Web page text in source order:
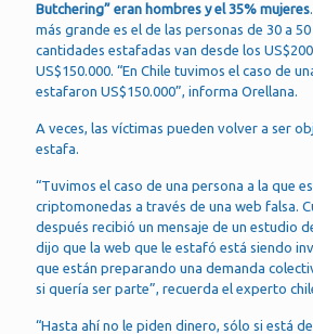
Butchering” eran hombres y el 35% mujeres
más grande es el de las personas de 30 a 50
cantidades estafadas van desde los
US$150.000. “En Chile tuvimos el caso de
estafaron US$150.000”, informa Orellana.
A veces, las víctimas pueden volver a ser
estafa.
“Tuvimos el caso de una persona a la que
criptomonedas a través de una web falsa.
después recibió un mensaje de un estudio
dijo que la web que le estafó está siendo
que están preparando una demanda
si quería ser parte”, recuerda el experto
“Hasta ahí no le piden dinero, sólo si está